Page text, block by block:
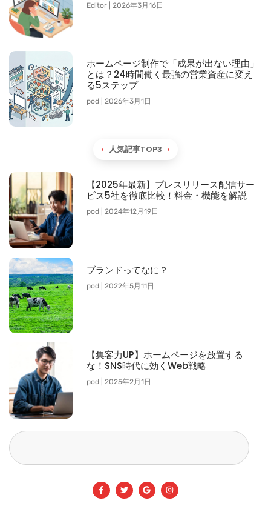
Editor 2026年3月16日
ホームページ制作で「成果が出ない理由」
とは？24時間働く最強の営業資産に変え
る5ステップ
pod 2026年3月1日
人気記事TOP3
【2025年最新】プレスリリース配信サー
ビス5社を徹底比較！料金・機能を解説
pod 2024年12月19日
ブランドってなに？
pod 2022年5月11日
【集客力UP】ホームページを放置する
な！SNS時代に効くWeb戦略
pod 2025年2月1日